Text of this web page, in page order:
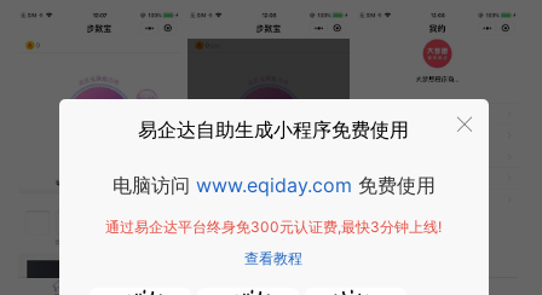
易企达自助生成小程序免费使用
电脑访问 www.eqiday.com 免费使用
通过易企达平台终身免300元认证费,最快3分钟上线!
查看教程